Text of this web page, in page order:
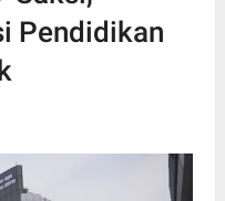
Pendidikan